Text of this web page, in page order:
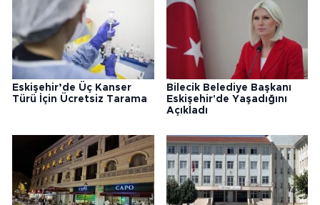
Eskişehir’de Üç Kanser
Türü İçin Ücretsiz Tarama
Bilecik Belediye Başkanı
Eskişehir'de Yaşadığını
Açıkladı